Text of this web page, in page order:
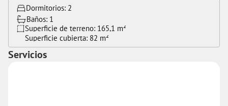
Dormitorios: 2
Baños: 1
Superficie de terreno: 165,1 m²
Superficie cubierta: 82 m²
Servicios